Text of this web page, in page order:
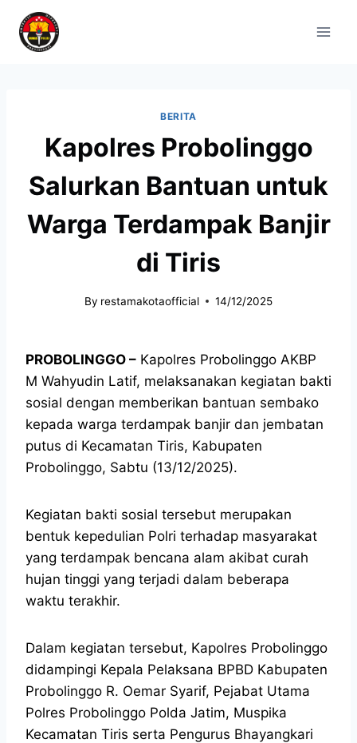
BERITA
Kapolres Probolinggo
Salurkan Bantuan untuk
Warga Terdampak Banjir
di Tiris
By restamakotaofficial 14/12/2025
PROBOLINGGO – Kapolres Probolinggo AKBP
M Wahyudin Latif, melaksanakan kegiatan bakti
sosial dengan memberikan bantuan sembako
kepada warga terdampak banjir dan jembatan
putus di Kecamatan Tiris, Kabupaten
Probolinggo, Sabtu (13/12/2025).
Kegiatan bakti sosial tersebut merupakan
bentuk kepedulian Polri terhadap masyarakat
yang terdampak bencana alam akibat curah
hujan tinggi yang terjadi dalam beberapa
waktu terakhir.
Dalam kegiatan tersebut, Kapolres Probolinggo
didampingi Kepala Pelaksana BPBD Kabupaten
Probolinggo R. Oemar Syarif, Pejabat Utama
Polres Probolinggo Polda Jatim, Muspika
Kecamatan Tiris serta Pengurus Bhayangkari